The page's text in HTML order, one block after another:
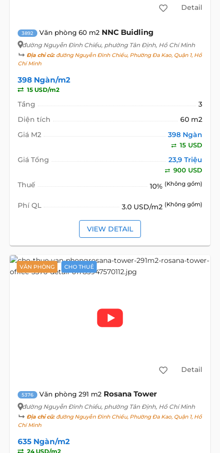
Detail
3892 Văn phòng 60 m2 NNC Buidling
đường Nguyễn Đình Chiểu, phường Tân Định, Hồ Chí Minh
Địa chỉ cũ:đường Nguyễn Đình Chiểu, Phường Đa Kao, Quận 1, Hồ
Chí Minh
398 Ngàn/m2
15 USD/m2
Tầng
3
Diện tích
60 m2
Giá M2
398 Ngàn
15 USD
Giá Tổng 23,9 Triệu
900 USD
Thuế 10% (Không gồm)
Phí QL 3.0 USD/m2 (Không gồm)
VIEW DETAIL
VĂN PHÒNG CHO THUÊ
Detail
5376 Văn phòng 291 m2 Rosana Tower
đường Nguyễn Đình Chiểu, phường Tân Định, Hồ Chí Minh
Địa chỉ cũ:đường Nguyễn Đình Chiểu, Phường Đa Kao, Quận 1, Hồ
Chí Minh
635 Ngàn/m2
24 USD/m2